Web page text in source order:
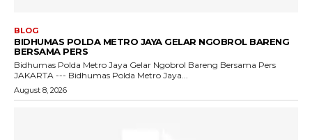
BLOG
BIDHUMAS POLDA METRO JAYA GELAR NGOBROL BARENG
BERSAMA PERS
Bidhumas Polda Metro Jaya Gelar Ngobrol Bareng Bersama Pers
JAKARTA --- Bidhumas Polda Metro Jaya...
August 8, 2026